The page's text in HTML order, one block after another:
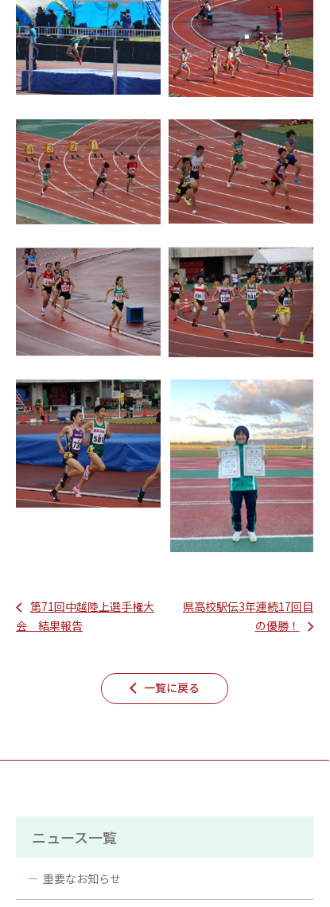
第71回中越陸上選手権大
会 結果報告
県高校駅伝3年連続17回目
の優勝！
一覧に戻る
ニュース一覧
重要なお知らせ